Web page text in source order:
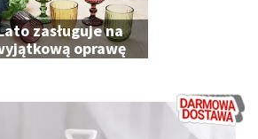
zasługuje na
oprawę